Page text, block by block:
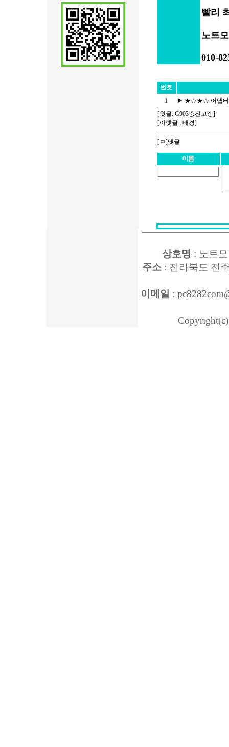
빨리
노트모
010-
번호
1
▶ ★☆★☆ 어댑터
[윗글:G903충전고장]
[아랫글 :배경]
[ㅁ]댓글
이름
상호명 : 노트
주소 : 전라북도 전
이메일 :